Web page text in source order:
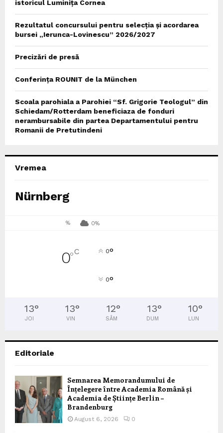
istoricul Luminița Cornea
Rezultatul concursului pentru selecția și acordarea
bursei „Ierunca-Lovinescu” 2026/2027
Precizări de presă
Conferința ROUNIT de la München
Scoala parohiala a Parohiei “Sf. Grigorie Teologul” din
Schiedam/Rotterdam beneficiaza de fonduri
nerambursabile din partea Departamentului pentru
Romanii de Pretutindeni
Vremea
Nürnberg
% 0%
0°C 0°
0°
13°
JOI
13°
VIN
12°
SÂM
13°
DUM
10°
LUN
Editoriale
Semnarea Memorandumului de
Înțelegere între Academia Română și
Academia de Științe Berlin –
Brandenburg
August 6, 2026 0